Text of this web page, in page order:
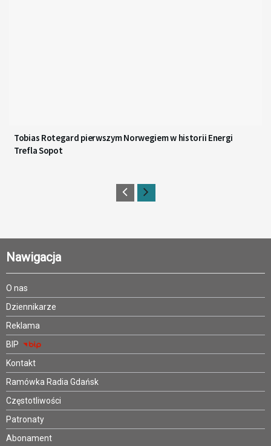
Tobias Rotegard pierwszym Norwegiem w historii Energi
Trefla Sopot
Nawigacja
O nas
Dziennikarze
Reklama
BIP
Kontakt
Ramówka Radia Gdańsk
Częstotliwości
Patronaty
Abonament